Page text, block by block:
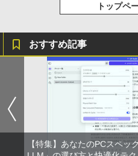
トップペ
おすすめ記事
【特集】あなたのPCスペッ